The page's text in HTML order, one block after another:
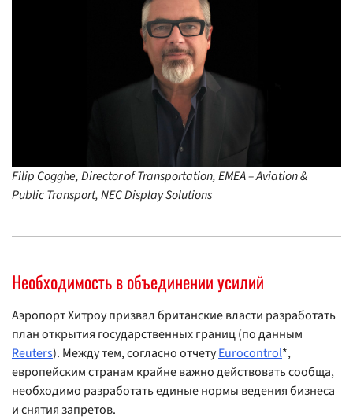
Filip Cogghe, Director of Transportation, EMEA – Aviation &
Public Transport, NEC Display Solutions
Необходимость в объединении усилий
Аэропорт Хитроу призвал британские власти разработать
план открытия государственных границ (по данным
Reuters). Между тем, согласно отчетуEurocontrol*,
европейским странам крайне важно действовать сообща,
необходимо разработать единые нормы ведения бизнеса
и снятия запретов.